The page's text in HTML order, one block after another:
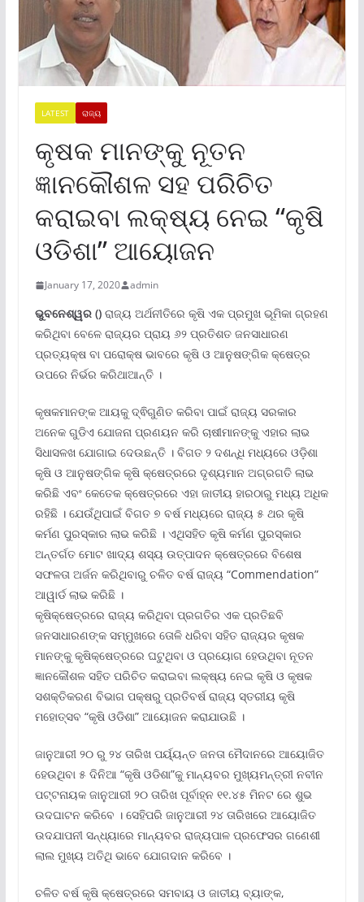
LATEST ରାଜ୍ୟ
କୃଷକ ମାନଙ୍କୁ ନୂତନ
ଜ୍ଞାନକୌଶଳ ସହ ପରିଚିତ
କରାଇବା ଲକ୍ଷ୍ୟ ନେଇ “କୃଷି
ଓଡିଶା” ଆୟୋଜନ
January 17, 2020 admin
ଭୁବନେଶ୍ୱର ()ରାଜ୍ୟ ଅର୍ଥନୀତିରେ କୃଷି ଏକ ପ୍ରମୁଖ ଭୂମିକା ଗ୍ରହଣ
କରିଥିବା ବେଳେ ରାଜ୍ୟର ପ୍ରାୟ ୬୨ ପ୍ରତିଶତ ଜନସାଧାରଣ
ପ୍ରତ୍ୟକ୍ଷ ବା ପରୋକ୍ଷ ଭାବରେ କୃଷି ଓ ଆନୁଷଙ୍ଗିକ କ୍ଷେତ୍ର
ଉପରେ ନିର୍ଭର କରିଥାଆନ୍ତି ।
କୃଷକମାନଙ୍କ ଆୟକୁ ଦ୍ଵିଗୁଣିତ କରିବା ପାଇଁ ରାଜ୍ୟ ସରକାର
ଅନେକ ଗୁଡିଏ ଯୋଜନା ପ୍ରଣୟନ କରି ଚାଷୀମାନଙ୍କୁ ଏହାର ଲାଭ
ସିଧାସଳଖ ଯୋଗାଇ ଦେଉଛନ୍ତି । ବିଗତ ୨ ଦଶନ୍ଧି ମଧ୍ୟରେ ଓଡ଼ିଶା
କୃଷି ଓ ଆନୁଷଙ୍ଗିକ କୃଷି କ୍ଷେତ୍ରରେ ଦୃଶ୍ୟମାନ ଅଗ୍ରଗତି ଲାଭ
କରିଛି ଏବଂ କେତେକ କ୍ଷେତ୍ରରେ ଏହା ଜାତୀୟ ହାରଠାରୁ ମଧ୍ୟ ଅଧିକ
ରହିଛି । ଯେଉଁଥିପାଇଁ ବିଗତ ୭ ବର୍ଷ ମଧ୍ୟରେ ରାଜ୍ୟ ୫ ଥର କୃଷି
କର୍ମଣ ପୁରସ୍କାର ଲାଭ କରିଛି । ଏଥିସହିତ କୃଷି କର୍ମଣ ପୁରସ୍କାର
ଅନ୍ତର୍ଗତ ମୋଟ ଖାଦ୍ୟ ଶସ୍ୟ ଉତ୍ପାଦନ କ୍ଷେତ୍ରରେ ବିଶେଷ
ସଫଳତା ଅର୍ଜନ କରିଥିବାରୁ ଚଳିତ ବର୍ଷ ରାଜ୍ୟ “Commendation”
ଆୱାର୍ଡ ଲାଭ କରିଛି ।
କୃଷିକ୍ଷେତ୍ରରେ ରାଜ୍ୟ କରିଥିବା ପ୍ରଗତିର ଏକ ପ୍ରତିଛବି
ଜନସାଧାରଣଙ୍କ ସମ୍ମୁଖରେ ତୋଳି ଧରିବା ସହିତ ରାଜ୍ୟର କୃଷକ
ମାନଙ୍କୁ କୃଷିକ୍ଷେତ୍ରରେ ଘଟୁଥିବା ଓ ପ୍ରୟୋଗ ହେଉଥିବା ନୂତନ
ଜ୍ଞାନକୌଶଳ ସହିତ ପରିଚିତ କରାଇବା ଲକ୍ଷ୍ୟ ନେଇ କୃଷି ଓ କୃଷକ
ସଶକ୍ତିକରଣ ବିଭାଗ ପକ୍ଷରୁ ପ୍ରତିବର୍ଷ ରାଜ୍ୟ ସ୍ତରୀୟ କୃଷି
ମହୋତ୍ସବ “କୃଷି ଓଡିଶା” ଆୟୋଜନ କରାଯାଉଛି ।
ଜାନୁଆରୀ ୨୦ ରୁ ୨୪ ତାରିଖ ପର୍ୟ୍ୟନ୍ତ ଜନତା ମୈଦାନରେ ଆୟୋଜିତ
ହେଉଥିବା ୫ ଦିନିଆ “କୃଷି ଓଡିଶା”କୁ ମାନ୍ୟବର ମୁଖ୍ୟମନ୍ତ୍ରୀ ନବୀନ
ପଟ୍ଟନାୟକ ଜାନୁଆରୀ ୨୦ ତାରିଖ ପୂର୍ବାହ୍ନ ୧୧.୪୫ ମିନଟ ରେ ଶୁଭ
ଉଦଘାଟନ କରିବେ । ସେହିପରି ଜାନୁଆରୀ ୨୪ ତାରିଖରେ ଆୟୋଜିତ
ଉଦଯାପନୀ ସନ୍ଧ୍ୟାରେ ମାନ୍ୟବର ରାଜ୍ୟପାଳ ପ୍ରଫେସର ଗଣେଶୀ
ଲାଲ ମୁଖ୍ୟ ଅତିଥି ଭାବେ ଯୋଗଦାନ କରିବେ ।
ଚଳିତ ବର୍ଷ କୃଷି କ୍ଷେତ୍ରରେ ସମବାୟ ଓ ଜାତୀୟ ବ୍ୟାଙ୍କ,